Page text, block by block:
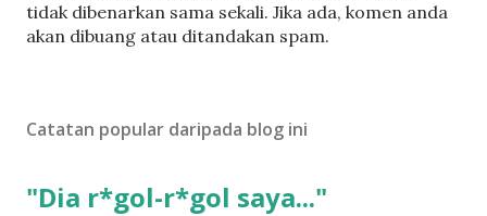
a
t
l
tidak dibenarkan sama sekali. Jika ada, komen anda
akan dibuang atau ditandakan spam.
Catatan popular daripada blog ini
"Dia r*gol-r*gol saya..."